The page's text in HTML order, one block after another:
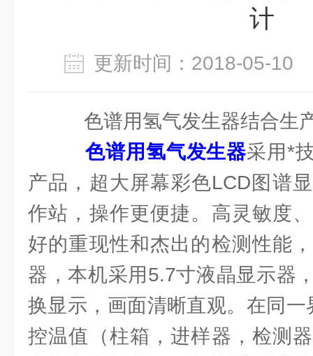
计
更新时间：2018-05-
色谱用氢气发生器结合生
色谱用氢气发生器采用*
产品，超大屏幕彩色LCD图谱
作站，操作更便捷。高灵敏度
好的重现性和杰出的检测性能
器，本机采用5.7寸液晶显示器
换显示，画面清晰直观。在同
控温值（柱箱，进样器，检测